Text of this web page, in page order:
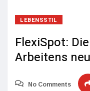
LEBENSSTIL
FlexiSpot:
Arbeitens
No Comments